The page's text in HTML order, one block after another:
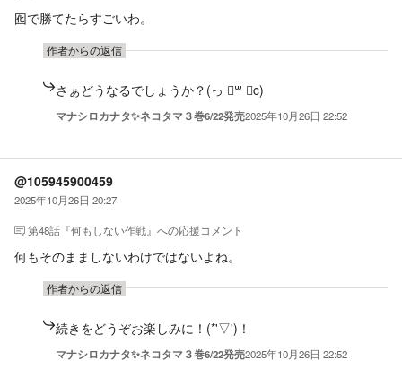
囮で勝てたらすごいわ。
作者からの返信
さぁどうなるでしょうか？(っ ॑꒳ ॑c)
マナシロカナタ✨ネコタマ３巻6/22発売2025年10月26日 22:52
@105945900459
2025年10月26日 20:27
第48話『何もしない作戦』 への応援コメント
何もそのまましないわけではないよね。
作者からの返信
続きをどうぞお楽しみに！(*'▽')！
マナシロカナタ✨ネコタマ３巻6/22発売2025年10月26日 22:52